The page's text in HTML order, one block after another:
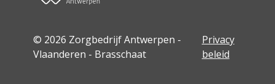
© 2026 Zorgbedrijf Antwerpen -
Vlaanderen - Brasschaat
Privacy
beleid